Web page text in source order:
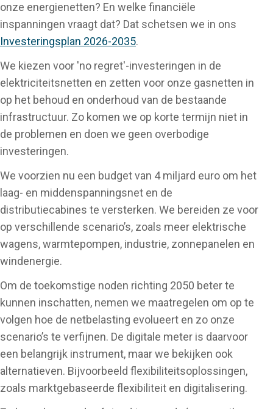
onze energienetten? En welke financiële
inspanningen vraagt dat? Dat schetsen we in ons
Investeringsplan 2026-2035.
We kiezen voor 'no regret'-investeringen in de
elektriciteitsnetten en zetten voor onze gasnetten in
op het behoud en onderhoud van de bestaande
infrastructuur. Zo komen we op korte termijn niet in
de problemen en doen we geen overbodige
investeringen.
We voorzien nu een budget van 4 miljard euro om het
laag- en middenspanningsnet en de
distributiecabines te versterken. We bereiden ze voor
op verschillende scenario’s, zoals meer elektrische
wagens, warmtepompen, industrie, zonnepanelen en
windenergie.
Om de toekomstige noden richting 2050 beter te
kunnen inschatten, nemen we maatregelen om op te
volgen hoe de netbelasting evolueert en zo onze
scenario’s te verfijnen. De digitale meter is daarvoor
een belangrijk instrument, maar we bekijken ook
alternatieven. Bijvoorbeeld flexibiliteitsoplossingen,
zoals marktgebaseerde flexibiliteit en digitalisering.